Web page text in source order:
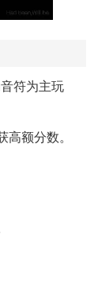
符为主玩
高额分数。